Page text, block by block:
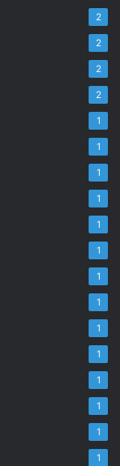
2
2
2
2
1
1
1
1
1
1
1
1
1
1
1
1
1
1